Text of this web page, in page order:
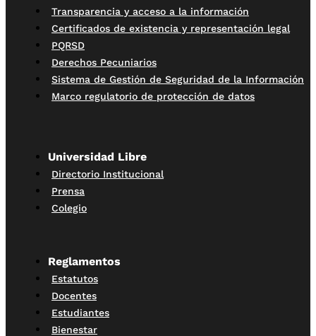
Transparencia y acceso a la información
Certificados de existencia y representación legal
PQRSD
Derechos Pecuniarios
Sistema de Gestión de Seguridad de la Información
Marco regulatorio de protección de datos
Universidad Libre
Directorio Institucional
Prensa
Colegio
Reglamentos
Estatutos
Docentes
Estudiantes
Bienestar